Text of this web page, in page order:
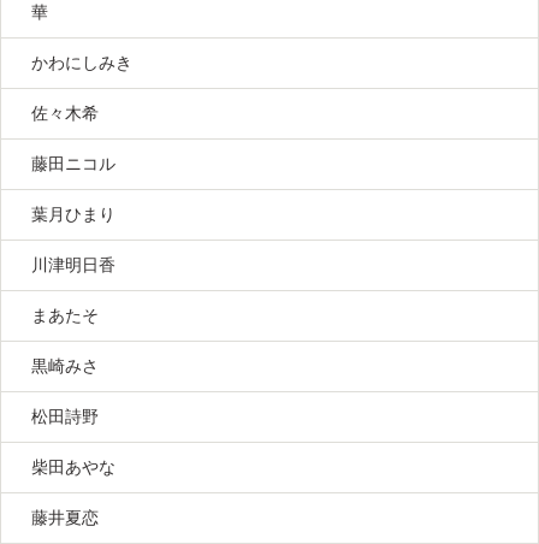
華
かわにしみき
佐々木希
藤田ニコル
葉月ひまり
川津明日香
まあたそ
黒崎みさ
松田詩野
柴田あやな
藤井夏恋